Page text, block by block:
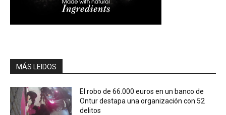
MÁS LEIDOS
El robo de 66.000 euros en un banco de
Ontur destapa una organización con 52
delitos